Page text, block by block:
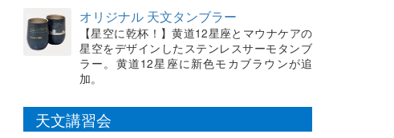
オリジナル 天文タンブラー
【星空に乾杯！】黄道12星座とマウナケアの
星空をデザインしたステンレスサーモタンブ
ラー。黄道12星座に新色モカブラウンが追
加。
天文講習会